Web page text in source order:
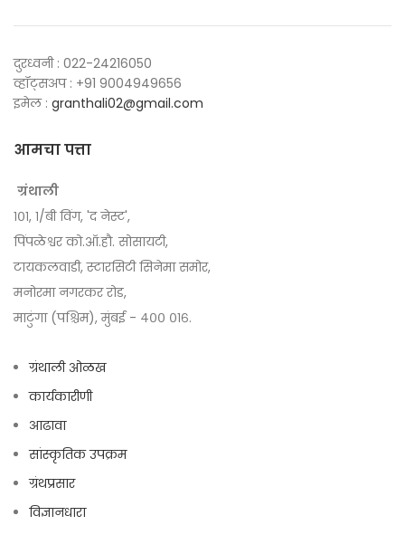
दुरध्वनी : 022-24216050
व्हॉट्सअप : +91 9004949656
इमेल : granthali02@gmail.com
आमचा पत्ता
ग्रंथाली
१०१, १/बी विंग, 'द नेस्ट',
पिंपळेश्वर को.ऑ.हौ. सोसायटी,
टायकलवाडी, स्टारसिटी सिनेमा समोर,
मनोरमा नगरकर रोड,
माटुंगा (पश्चिम), मुंबई - ४०० ०१६.
ग्रंथाली ओळख
कार्यकारीणी
आढावा
सांस्कृतिक उपक्रम
ग्रंथप्रसार
विज्ञानधारा